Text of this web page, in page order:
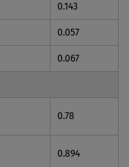
0.143
0.057
0.067
0.78
0.894